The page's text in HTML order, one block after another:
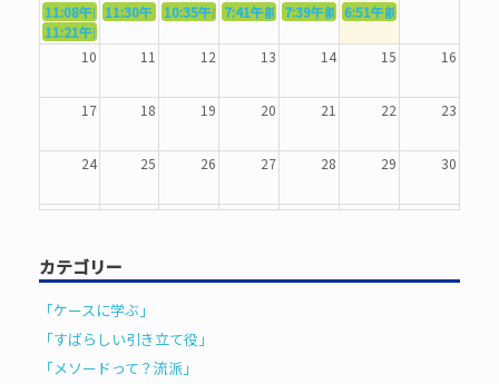
11:08午前
5367．～機能を育てる〜
11:30午前5369．～歌唱造形〜
10:35午前 5370．～バランスを〜
7:41午前 5371．～漢字学習〜
7:39午前 5372．～一歩引く〜
6:51午前
11:21午前
10
11 12 13 14 15 16
17 18 19 20 21 22 23
24 25 26 27 28 29 30
31 1 2 3 4 5 6
カテゴリー
「ケースに学ぶ」
「すばらしい引き立て役」
「メソードって？流派」